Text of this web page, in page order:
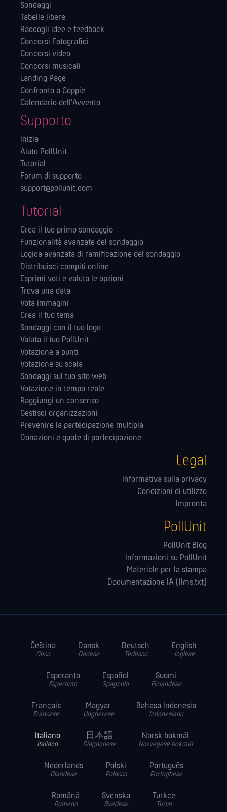
Sondaggi
Tabelle libere
Raccogli idee e feedback
Concorsi Fotografici
Concorsi video
Concorsi musicali
Landing Page
Confronto a Coppie
Calendario dell'Avvento
Supporto
Inizia
Aiuto PollUnit
Tutorial
Forum di supporto
support@pollunit.com
Tutorial
Crea il tuo primo sondaggio
Funzionalità avanzate del sondaggio
Logica avanzata di ramificazione del sondaggio
Distribuisci compiti online
Esprimi voti e valuta le opzioni
Trova una data
Vota immagini
Crea il tuo tema
Sondaggi con il tuo logo
Valuta il tuo PollUnit
Votazione a punti
Votazione su scala
Sondaggi sul tuo sito web
Votazione in tempo reale
Raggiungi un consenso
Gestisci organizzazioni
Prevenire la partecipazione multipla
Donazioni e quote di partecipazione
Legal
Informativa sulla privacy
Condizioni di utilizzo
Impronta
PollUnit
PollUnit Blog
Informazioni su PollUnit
Materiale per la stampa
Documentazione IA (llms.txt)
Čeština
Ceco
Dansk
Danese
Deutsch
Tedesco
English
Inglese
Esperanto
Esperanto
Español
Spagnolo
Suomi
Finlandese
Français
Francese
Magyar
Ungherese
Bahasa Indonesia
Indonesiano
Italiano
Italiano
日本語
Giapponese
Norsk bokmål
Norvegese bokmål
Nederlands
Olandese
Polski
Polacco
Português
Portoghese
Română
Rumeno
Svenska
Svedese
Turkce
Turco